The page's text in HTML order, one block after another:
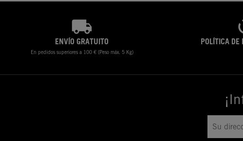
ENVÍO GRATUITO
En pedidos superiores a 100 € (Peso máx. 5 Kg)
POLÍTICA